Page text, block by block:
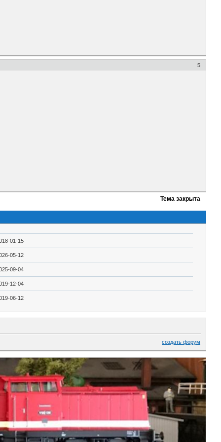
5
Тема закрыта
01-15
05-12
09-04
12-04
06-12
создать форум